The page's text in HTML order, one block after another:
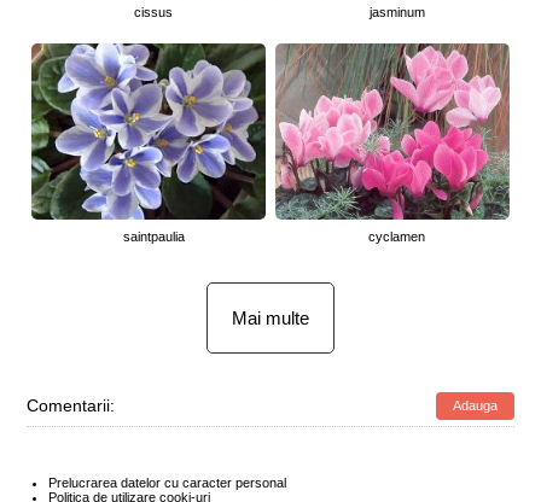
cissus jasminum
saintpaulia cyclamen
Mai multe
Comentarii: Adauga
Prelucrarea datelor cu caracter personal
Politica de utilizare cooki-uri